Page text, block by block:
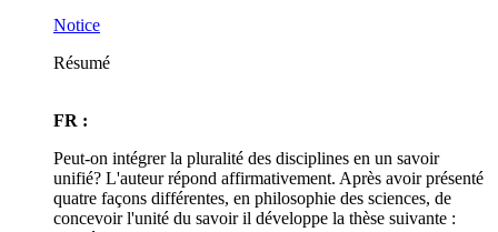
Notice
Résumé
FR :
Peut-on intégrer la pluralité des disciplines en un savoir
unifié? L'auteur répond affirmativement. Après avoir présenté
quatre façons différentes, en philosophie des sciences, de
concevoir l'unité du savoir il développe la thèse suivante :